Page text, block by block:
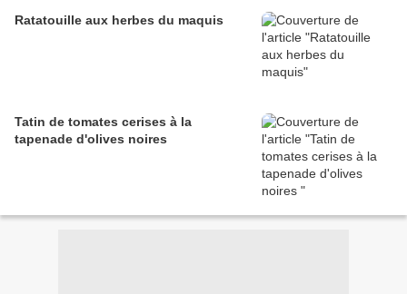
Ratatouille aux herbes du maquis
Tatin de tomates cerises à la
tapenade d'olives noires